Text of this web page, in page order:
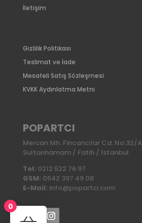
İletişim
Gizlilik Politikası
Teslimat ve İade
Mesafeli Satış Sözleşmesi
KVKK Aydınlatma Metni
POPARTCI
Mercan Mh. Fincancılar Cd. No:32/A
Sultanhamam / Fatih / İstanbul
Tel: 0212 522 76 97
GSM: 0542 397 49 08
E-Mail: info@popartci.com
0